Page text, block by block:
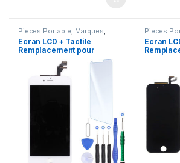
Pieces Portable Marques
Apple iPhone 6 Plus
Ecran LCD + Tactile
Remplacement pour
Pieces
Apple
Ecran